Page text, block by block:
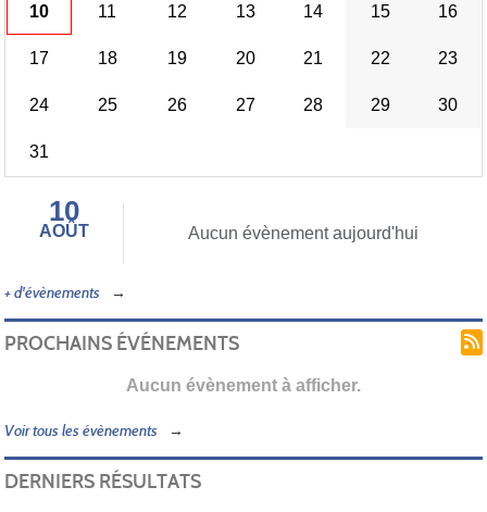
10 11 12 13 14 15 16
17 18 19 20 21 22 23
24 25 26 27 28 29 30
31
10
AOÛT Aucun évènement aujourd'hui
+ d'évènements
PROCHAINS ÉVÉNEMENTS
Aucun évènement à afficher.
Voir tous les évènements
DERNIERS RÉSULTATS